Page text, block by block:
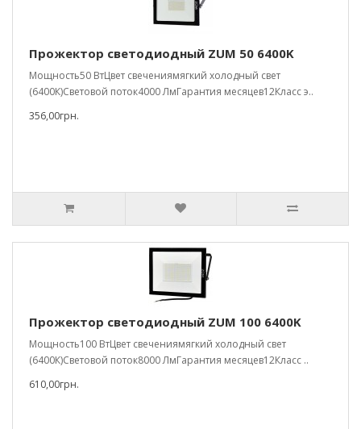
Прожектор светодиодный ZUM 50 6400K
Мощность50 ВтЦвет свечениямягкий холодный свет
(6400К)Световой поток4000 ЛмГарантия месяцев12Класс э..
356,00грн.
Прожектор светодиодный ZUM 100 6400K
Мощность100 ВтЦвет свечениямягкий холодный свет
(6400К)Световой поток8000 ЛмГарантия месяцев12Класс ..
610,00грн.